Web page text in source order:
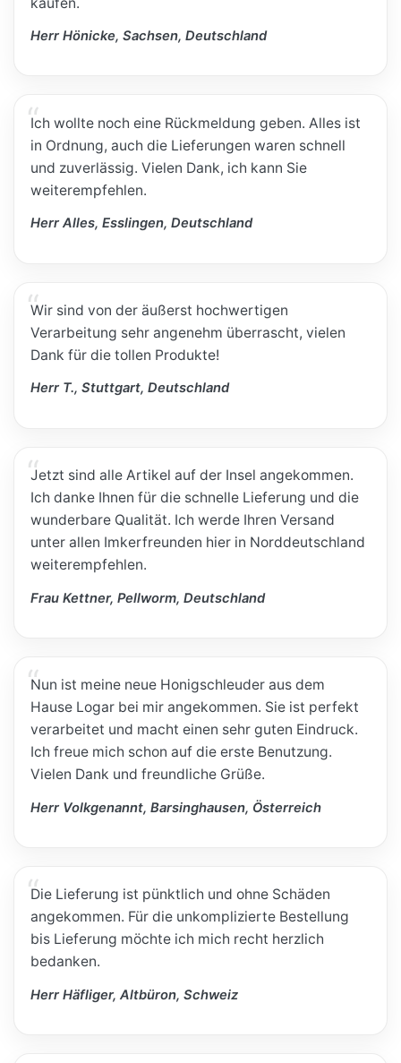
Herr Hönicke, Sachsen, Deutschland
Ich wollte noch eine Rückmeldung geben. Alles ist
in Ordnung, auch die Lieferungen waren schnell
und zuverlässig. Vielen Dank, ich kann Sie
weiterempfehlen.
Herr Alles, Esslingen, Deutschland
Wir sind von der äußerst hochwertigen
Verarbeitung sehr angenehm überrascht, vielen
Dank für die tollen Produkte!
Herr T., Stuttgart, Deutschland
Jetzt sind alle Artikel auf der Insel angekommen.
Ich danke Ihnen für die schnelle Lieferung und die
wunderbare Qualität. Ich werde Ihren Versand
unter allen Imkerfreunden hier in Norddeutschland
weiterempfehlen.
Frau Kettner, Pellworm, Deutschland
Nun ist meine neue Honigschleuder aus dem
Hause Logar bei mir angekommen. Sie ist perfekt
verarbeitet und macht einen sehr guten Eindruck.
Ich freue mich schon auf die erste Benutzung.
Vielen Dank und freundliche Grüße.
Herr Volkgenannt, Barsinghausen, Österreich
Die Lieferung ist pünktlich und ohne Schäden
angekommen. Für die unkomplizierte Bestellung
bis Lieferung möchte ich mich recht herzlich
bedanken.
Herr Häfliger, Altbüron, Schweiz